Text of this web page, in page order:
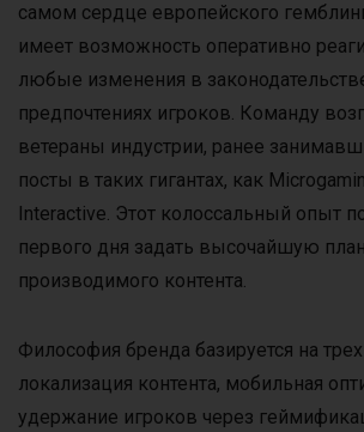
самом сердце европейского
имеет возможность оперативно
любые изменения в
предпочтениях игроков. Команду
ветераны индустрии, ранее
посты в таких гигантах, как
Interactive. Этот колоссальный опыт
первого дня задать высочайшую
производимого контента.
Философия бренда базируется на трех
локализация контента, мобильная
удержание игроков через